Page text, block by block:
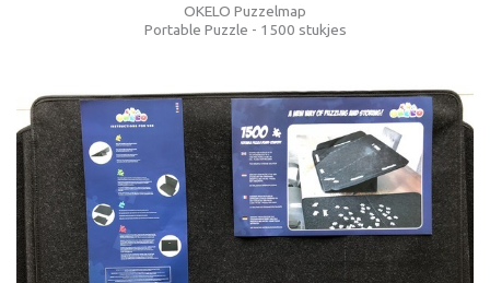
OKELO Puzzelmap
Portable Puzzle - 1500 stukjes